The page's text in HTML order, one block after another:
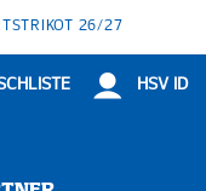
26/27
HSV ID